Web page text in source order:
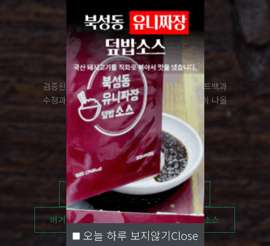
오늘 하루 보지않기Close
OEM
ODM
검증된 시설과 전문인력을 바탕으로 고객사 피드백과
수정과정을 반복하여 고객사에서 원하는 제품이 나올
때까지 개발 및 생산해드립니다.
육류양념소스 딥소스
육수용소스 짬뽕소스
스파게티소스 떡볶이소스
버거소스 드래싱소스 덮밥소스